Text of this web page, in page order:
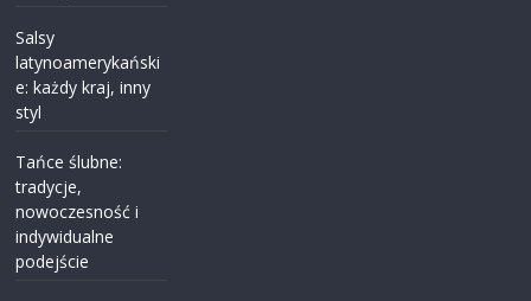
Salsy
latynoamerykański
e: każdy kraj, inny
styl
Tańce ślubne:
tradycje,
nowoczesność i
indywidualne
podejście